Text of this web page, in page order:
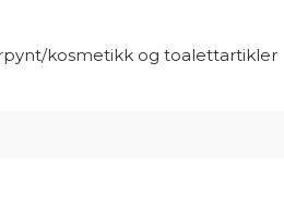
kosmetikk og toalettartikler